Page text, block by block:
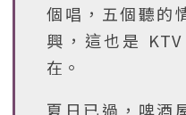
個唱，五個聽的
興，這也是
在。
夏日已過，啤酒